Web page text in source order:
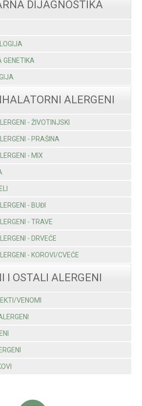
DIJAGNOSTIKA
GENETIKA
ALERGENI
- ŽIVOTINJSKI
- PRAŠINA
- MIX
- BUĐI
- TRAVE
- DRVEĆE
- KOROVI/CVEĆE
I OSTALI ALERGENI
VENOMI